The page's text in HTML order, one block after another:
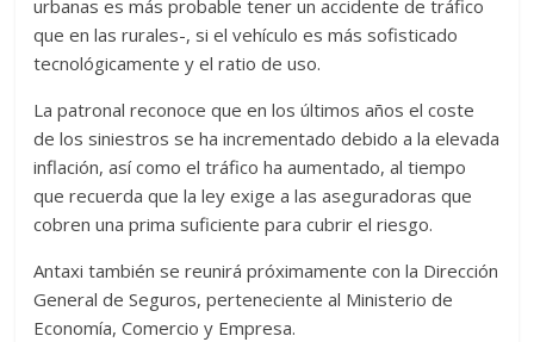
urbanas es más probable tener un accidente de tráfico
que en las rurales-, si el vehículo es más sofisticado
tecnológicamente y el ratio de uso.
La patronal reconoce que en los últimos años el coste
de los siniestros se ha incrementado debido a la elevada
inflación, así como el tráfico ha aumentado, al tiempo
que recuerda que la ley exige a las aseguradoras que
cobren una prima suficiente para cubrir el riesgo.
Antaxi también se reunirá próximamente con la Dirección
General de Seguros, perteneciente al Ministerio de
Economía, Comercio y Empresa.